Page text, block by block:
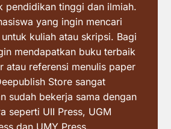
pendidikan tinggi dan ilmiah.
yang ingin mencari
kuliah atau skripsi. Bagi
mendapatkan buku terbaik
atau referensi menulis paper
Store sangat
sudah bekerja sama dengan
seperti UII Press, UGM